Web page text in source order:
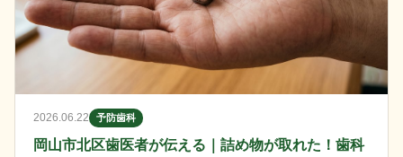
2026.06.22 予防歯科
岡山市北区歯医者が伝える｜詰め物が取れた！歯科